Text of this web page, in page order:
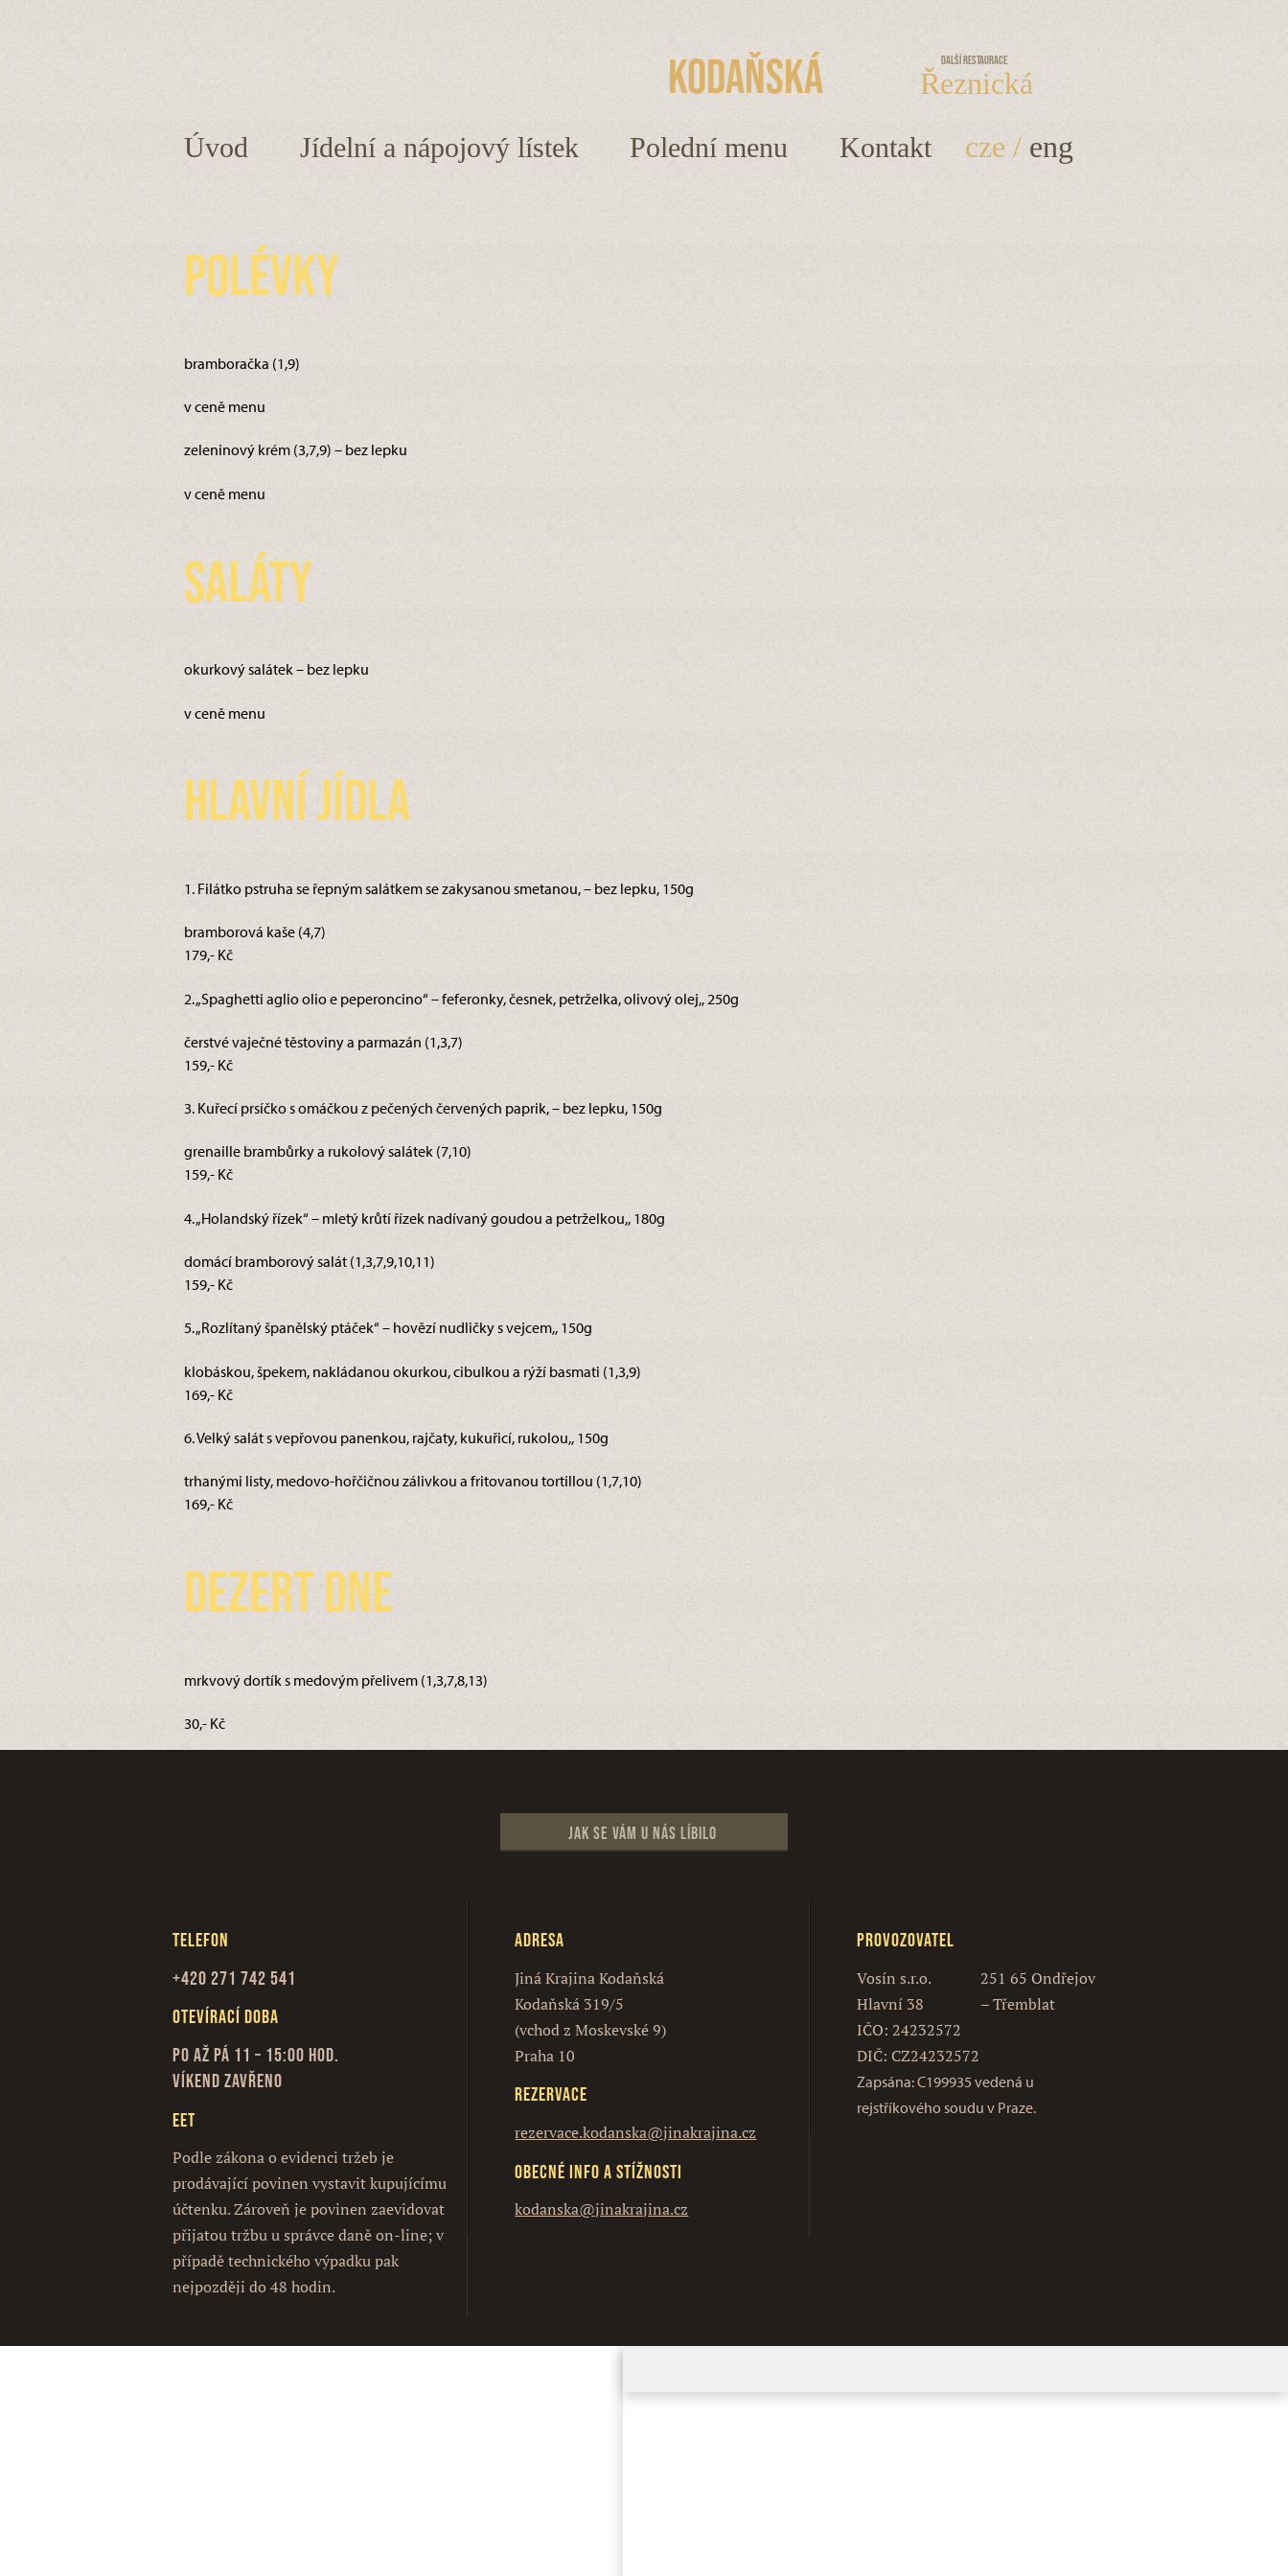
Kodaňská Další restaurace
Řeznická
Úvod Jídelní a nápojový lístek Polední menu Kontakt cze / eng
Polévky
bramboračka (1,9)
v ceně menu
zeleninový krém (3,7,9) – bez lepku
v ceně menu
Saláty
okurkový salátek – bez lepku
v ceně menu
Hlavní jídla
1. Filátko pstruha se řepným salátkem se zakysanou smetanou, – bez lepku, 150g
bramborová kaše (4,7)
179,- Kč
2. „Spaghetti aglio olio e peperoncino“ – feferonky, česnek, petrželka, olivový olej,, 250g
čerstvé vaječné těstoviny a parmazán (1,3,7)
159,- Kč
3. Kuřecí prsíčko s omáčkou z pečených červených paprik, – bez lepku, 150g
grenaille brambůrky a rukolový salátek (7,10)
159,- Kč
4. „Holandský řízek“ – mletý krůtí řízek nadívaný goudou a petrželkou,, 180g
domácí bramborový salát (1,3,7,9,10,11)
159,- Kč
5. „Rozlítaný španělský ptáček“ – hovězí nudličky s vejcem,, 150g
klobáskou, špekem, nakládanou okurkou, cibulkou a rýží basmati (1,3,9)
169,- Kč
6. Velký salát s vepřovou panenkou, rajčaty, kukuřicí, rukolou,, 150g
trhanými listy, medovo-hořčičnou zálivkou a fritovanou tortillou (1,7,10)
169,- Kč
Dezert dne
mrkvový dortík s medovým přelivem (1,3,7,8,13)
30,- Kč
Jak se vám u nás líbilo
Telefon
+420 271 742 541
Otevírací doba
Po až Pá 11 – 15:00 hod.
Víkend zavřeno
EET
Podle zákona o evidenci tržeb je
prodávající povinen vystavit kupujícímu
účtenku. Zároveň je povinen zaevidovat
přijatou tržbu u správce daně on-line; v
případě technického výpadku pak
nejpozději do 48 hodin.
Adresa
Jiná Krajina Kodaňská
Kodaňská 319/5
(vchod z Moskevské 9)
Praha 10
Rezervace
rezervace.kodanska@jinakrajina.cz
Obecné info a stížnosti
kodanska@jinakrajina.cz
Provozovatel
Vosín s.r.o.
Hlavní 38
251 65 Ondřejov
– Třemblat
IČO: 24232572
DIČ: CZ24232572
Zapsána: C199935 vedená u
rejstříkového soudu v Praze.